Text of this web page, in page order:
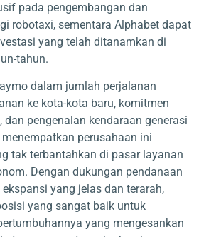
pada pengembangan dan
robotaxi, sementara Alphabet dapat
yang telah ditanamkan di
tahun.
dalam jumlah perjalanan
ke kota-kota baru, komitmen
pengenalan kendaraan generasi
perusahaan ini
tak terbantahkan di pasar layanan
Dengan dukungan pendanaan
yang jelas dan terarah,
yang sangat baik untuk
yang mengesankan